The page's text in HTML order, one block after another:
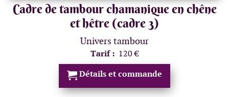
Cadre de tambour chamanique en chêne
et hêtre (cadre 3)
Univers tambour
Tarif : 120 €
Détails et commande